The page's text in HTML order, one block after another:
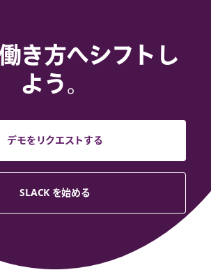
き方へシフトし
よう。
デモをリクエストする
SLACK を始める